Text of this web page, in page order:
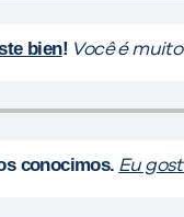
bien! Você é
conocimos. Eu